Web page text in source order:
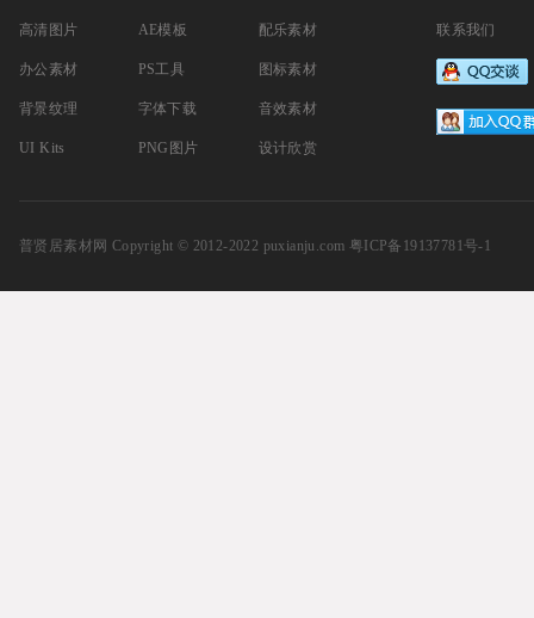
高清图片
办公素材
背景纹理
UI Kits
AE模板
PS工具
字体下载
PNG图片
配乐素材
图标素材
音效素材
设计欣赏
联系我们
普贤居素材网 Copyright © 2012-2022 puxianju.com 粤ICP备19137781号-1